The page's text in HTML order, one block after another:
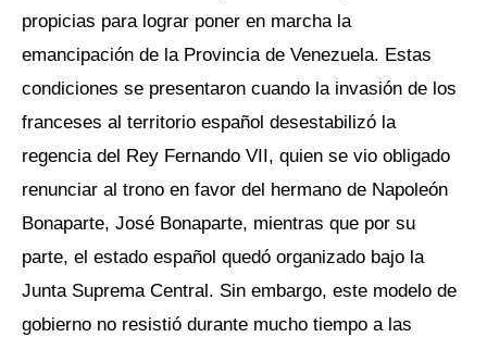
propicias para lograr poner en marcha la
emancipación de la Provincia de Venezuela. Estas
condiciones se presentaron cuando la invasión de los
franceses al territorio español desestabilizó la
regencia del Rey Fernando VII, quien se vio obligado
renunciar al trono en favor del hermano de Napoleón
Bonaparte, José Bonaparte, mientras que por su
parte, el estado español quedó organizado bajo la
Junta Suprema Central. Sin embargo, este modelo de
gobierno no resistió durante mucho tiempo a las